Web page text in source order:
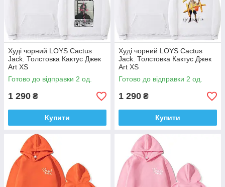
Худі чорний LOYS Cactus
Jack. Толстовка Кактус Джек
Art XS
Готово до відправки 2 од.
1 290 ₴
Купити
Худі чорний LOYS Cactus
Jack. Толстовка Кактус Джек
Art XS
Готово до відправки 2 од.
1 290 ₴
Купити